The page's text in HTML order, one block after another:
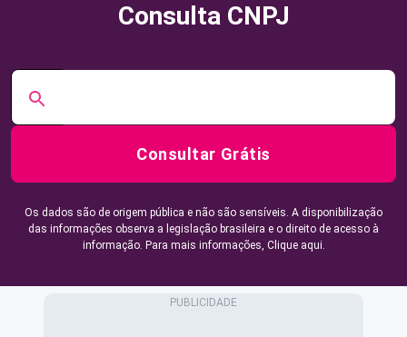
Consulta CNPJ
Consultar Grátis
Os dados são de origem pública e não são sensíveis. A disponibilização
das informações observa a legislação brasileira e o direito de acesso à
informação. Para mais informações, Clique aqui.